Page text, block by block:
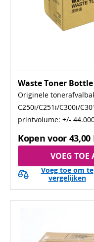
Waste Toner Bottle
Originele
C250i/C251i/C300i/
printvolume: +/-
Kopen voor 43,00
VOEG TOE
Voeg toe om te
vergelijken